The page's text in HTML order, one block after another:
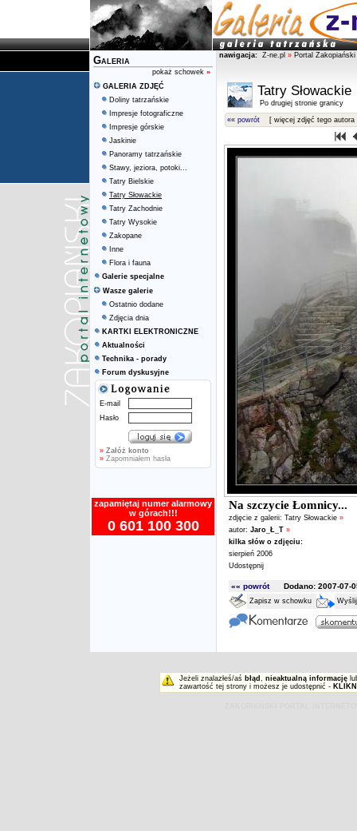
Galeria
pokaż schowek »
GALERIA ZDJĘĆ
Doliny tatrzańskie
Impresje fotograficzne
Impresje górskie
Jaskinie
Panoramy tatrzańskie
Stawy, jeziora, potoki...
Tatry Bielskie
Tatry Słowackie
Tatry Zachodnie
Tatry Wysokie
Zakopane
Inne
Flora i fauna
Galerie specjalne
Wasze galerie
Ostatnio dodane
Zdjęcia dnia
KARTKI ELEKTRONICZNE
Aktualności
Technika - porady
Forum dyskusyjne
E-mail
Hasło
» Załóż konto
» Zapomniałem hasła
zapamiętaj numer alarmowy
w górach!!!
0 601 100 300
nawigacja: Z-ne.pl » Portal Zakopiański
Tatry Słowackie
Po drugiej stronie granicy
«« powrót [ więcej zdjęć tego autora
Na szczycie Łomnicy...
zdjęcie z galerii: Tatry Słowackie »
autor: Jaro_Ł_T »
kilka słów o zdjęciu:
sierpień 2006
Udostępnij
«« powrótDodano: 2007-07-
Zapisz w schowku
Jeżeli znalazłeś/aś błąd , nieaktualną informację
zawartość tej strony i możesz je udostępnić -